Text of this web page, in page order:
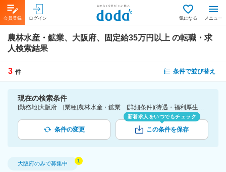
会員登録 ログイン 気になる メニュー
農林水産・鉱業、大阪府、固定給35万円以上 の転職・求
人検索結果
3 件 条件で並び替え
現在の検索条件
[勤務地]大阪府 [業種]農林水産・鉱業 [詳細条件](待遇・福利厚生)固定給35万円以上
条件の変更
新着求人をいつでもチェック
この条件を保存
大阪府のみで募集中